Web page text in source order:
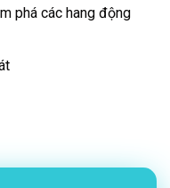
phá các hang động